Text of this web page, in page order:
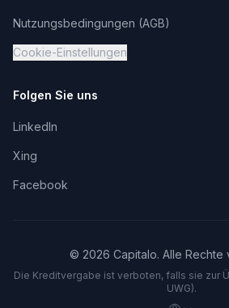
Nutzungsbedingungen (AGB)
Cookie-Einstellungen
Folgen Sie uns
LinkedIn
Xing
Facebook
© 2026 Capitalo. Alle Rechte
Die Kreditvergabe ist verboten, falls sie zur
UWG).